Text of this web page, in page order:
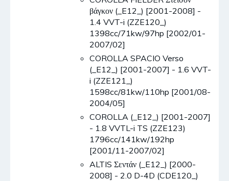
βάγκον (_E12_) [2001-2008] -
1.4 VVT-i (ZZE120_)
1398cc/71kw/97hp [2002/01-
2007/02]
COROLLA SPACIO Verso
(_E12_) [2001-2007] - 1.6 VVT-
i (ZZE121_)
1598cc/81kw/110hp [2001/08-
2004/05]
COROLLA (_E12_) [2001-2007]
- 1.8 VVTL-i TS (ZZE123)
1796cc/141kw/192hp
[2001/11-2007/02]
ALTIS Σεντάν (_E12_) [2000-
2008] - 2.0 D-4D (CDE120_)